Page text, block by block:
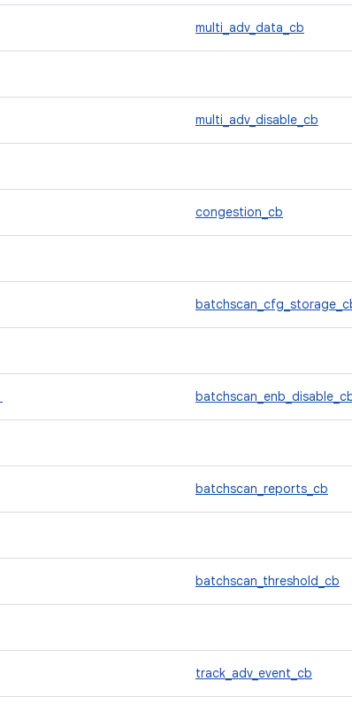
multi_adv_data_cb
multi_adv_disable_cb
congestion_cb
batchscan_reports_cb
batchscan_threshold_cb
track_adv_event_cb